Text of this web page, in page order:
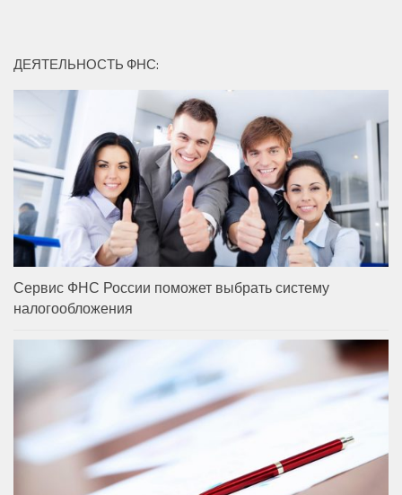
ДЕЯТЕЛЬНОСТЬ ФНС:
Сервис ФНС России поможет выбрать систему
налогообложения